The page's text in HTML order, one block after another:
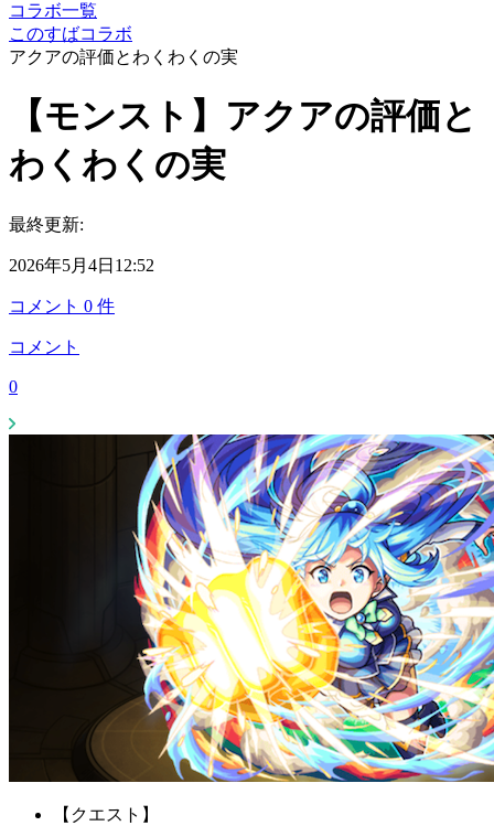
コラボ一覧
このすばコラボ
アクアの評価とわくわくの実
【モンスト】アクアの評価と
わくわくの実
最終更新:
2026年5月4日12:52
コメント 0 件
コメント
0
【クエスト】